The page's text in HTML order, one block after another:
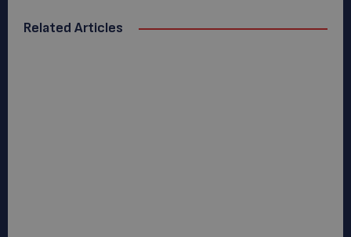
Related Articles